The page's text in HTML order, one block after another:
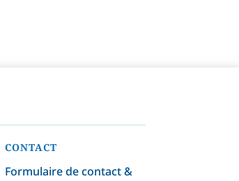
CONTACT
Formulaire de contact &